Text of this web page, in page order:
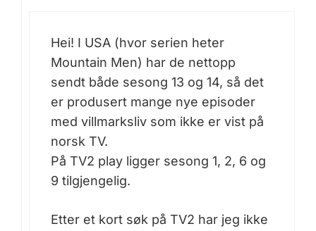
Hei! I USA (hvor serien heter
Mountain Men) har de nettopp
sendt både sesong 13 og 14, så det
er produsert mange nye episoder
med villmarksliv som ikke er vist på
norsk TV.
På TV2 play ligger sesong 1, 2, 6 og
9 tilgjengelig.
Etter et kort søk på TV2 har jeg ikke